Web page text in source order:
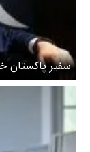
سفیر پاکستان
مشکلات